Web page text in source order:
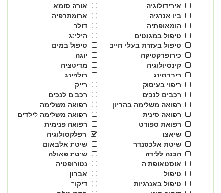
אורה סומא
אירידולוגיה
ארומתרפיה
ביו אנרגיה
דולה
הומאופתיה
הילינג
טיפול במגנטים
טיפול במים
טיפול בעזרת בעלי חיים
יוגה
כירופרקטיקה
מדיטציה
קינסיולוגיה
רולפינג
ריברסינג
רייקי
ריפוי בעיסוק
רכבים לנכים
רכבים לנכים
רפואה משלימה
רפואה משלימה בהריון
רפואה משלימה לילדים
רפואה סינית
רפואה פנימית
רפואת ספורט
רפלקסולוגיה
שיאצו
שיטת אלבאום
שיטת אלכסנדר
שיטת פאולה
הכנה ללידה
נטורופטיה
אוסטאופתיה
אבחון
טיפול
דיקור
טיפול באנרגיות